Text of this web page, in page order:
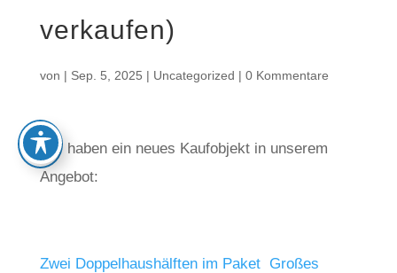
verkaufen)
von | Sep. 5, 2025 | Uncategorized | 0 Kommentare
Wir haben ein neues Kaufobjekt in unserem
Angebot:
Zwei Doppelhaushälften im Paket  Großes